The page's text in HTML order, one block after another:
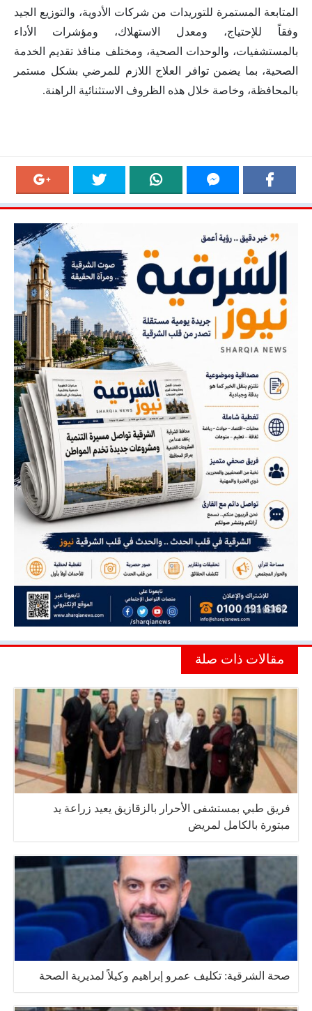
المتابعة المستمرة للتوريدات من شركات الأدوية، والتوزيع الجيد
وفقاً للإحتياج، ومعدل الاستهلاك، ومؤشرات الأداء
بالمستشفيات، والوحدات الصحية، ومختلف منافذ تقديم الخدمة
الصحية، بما يضمن توافر العلاج اللازم للمرضي بشكل مستمر
بالمحافظة، وخاصة خلال هذه الظروف الاستثنائية الراهنة.
مقالات ذات صلة
فريق طبي بمستشفى الأحرار بالزقازيق يعيد زراعة يد
مبتورة بالكامل لمريض
صحة الشرقية: تكليف عمرو إبراهيم وكيلاً لمديرية الصحة